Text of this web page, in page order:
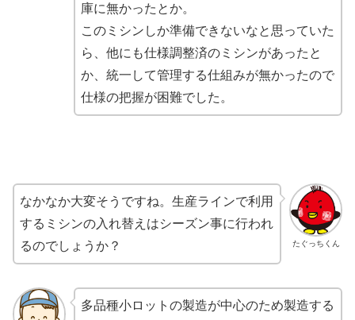
庫に無かったとか。
このミシンしか準備できないなと思っていた
ら、他にも仕様調整済のミシンがあったと
か、統一して管理する仕組みが無かったので
仕様の把握が困難でした。
たぐっちくん
なかなか大変そうですね。生産ラインで利用
するミシンの入れ替えはシーズン事に行われ
るのでしょうか？
多品種小ロットの製造が中心のため製造する